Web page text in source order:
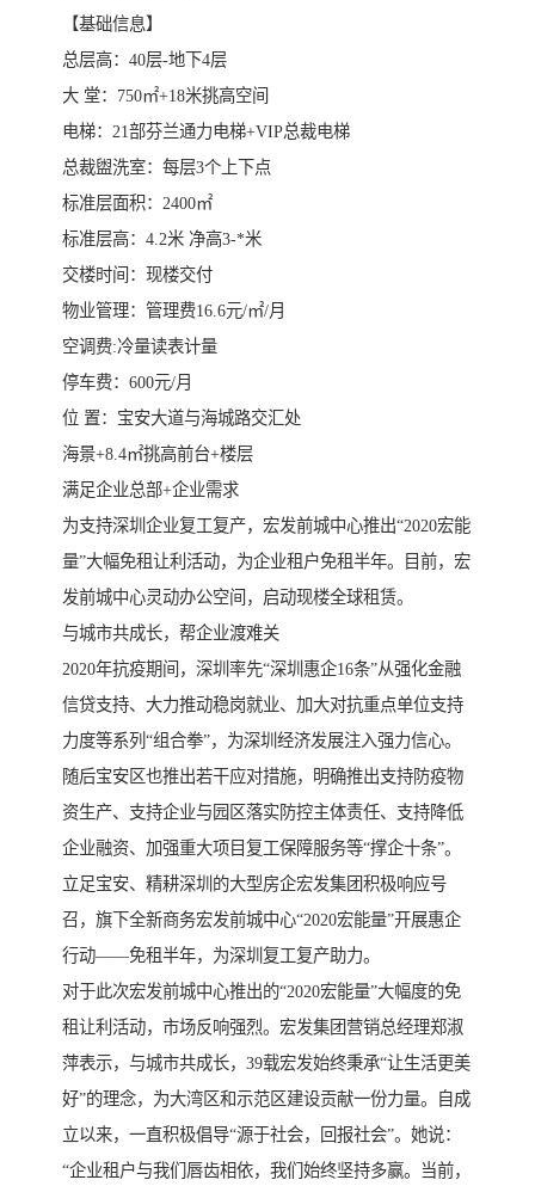
【基础信息】
总层高：40层-地下4层
大 堂：750㎡+18米挑高空间
电梯：21部芬兰通力电梯+VIP总裁电梯
总裁盥洗室：每层3个上下点
标准层面积：2400㎡
标准层高：4.2米 净高3-*米
交楼时间：现楼交付
物业管理：管理费16.6元/㎡/月
空调费:冷量读表计量
停车费：600元/月
位 置：宝安大道与海城路交汇处
海景+8.4㎡挑高前台+楼层
满足企业总部+企业需求
为支持深圳企业复工复产，宏发前城中心推出“2020宏能
量”大幅免租让利活动，为企业租户免租半年。目前，宏
发前城中心灵动办公空间，启动现楼全球租赁。
与城市共成长，帮企业渡难关
2020年抗疫期间，深圳率先“深圳惠企16条”从强化金融
信贷支持、大力推动稳岗就业、加大对抗重点单位支持
力度等系列“组合拳”，为深圳经济发展注入强力信心。
随后宝安区也推出若干应对措施，明确推出支持防疫物
资生产、支持企业与园区落实防控主体责任、支持降低
企业融资、加强重大项目复工保障服务等“撑企十条”。
立足宝安、精耕深圳的大型房企宏发集团积极响应号
召，旗下全新商务宏发前城中心“2020宏能量”开展惠企
行动——免租半年，为深圳复工复产助力。
对于此次宏发前城中心推出的“2020宏能量”大幅度的免
租让利活动，市场反响强烈。宏发集团营销总经理郑淑
萍表示，与城市共成长，39载宏发始终秉承“让生活更美
好”的理念，为大湾区和示范区建设贡献一份力量。自成
立以来，一直积极倡导“源于社会，回报社会”。她说：
“企业租户与我们唇齿相依，我们始终坚持多赢。当前，